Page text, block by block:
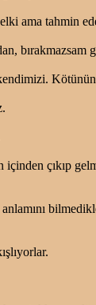
ama tahmin
bırakmazsam
Kötünün
içinden çıkıp
anlamını